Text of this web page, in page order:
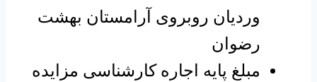
وردیان روبروی آرامستان بهشت
رضوان
مبلغ پایه اجاره کارشناسی مزایده